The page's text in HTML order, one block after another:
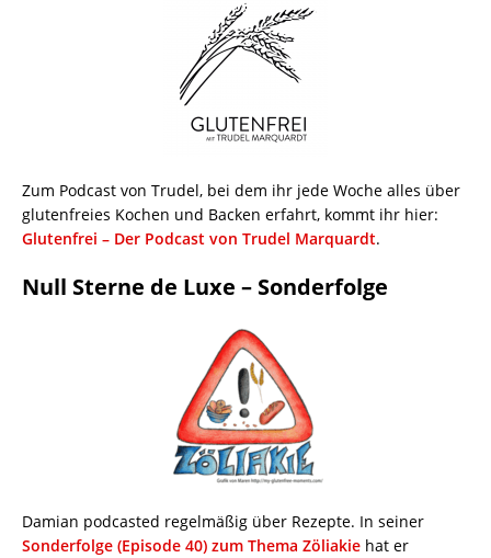
Zum Podcast von Trudel, bei dem ihr jede Woche alles über
glutenfreies Kochen und Backen erfahrt, kommt ihr hier:
Glutenfrei – Der Podcast von Trudel Marquardt.
Null Sterne de Luxe – Sonderfolge
Damian podcasted regelmäßig über Rezepte. In seiner
Sonderfolge (Episode 40) zum Thema Zöliakie hat er